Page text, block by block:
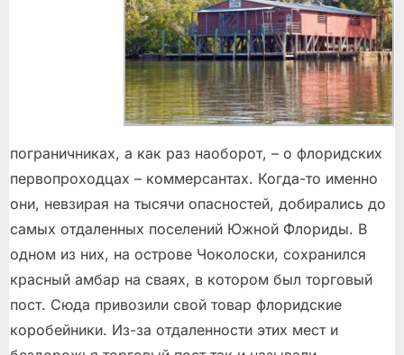
пограничниках, а как раз наоборот, – о флоридских
первопроходцах – коммерсантах. Когда-то именно
они, невзирая на тысячи опасностей, добирались до
самых отдаленных поселений Южной Флориды. В
одном из них, на острове Чоколоски, сохранился
красный амбар на сваях, в котором был торговый
пост. Сюда привозили свой товар флоридские
коробейники. Из-за отдаленности этих мест и